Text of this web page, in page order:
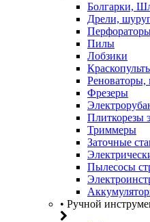
Болгарки,
Дрели,
Пилы
Лобзики
Реноваторы,
Фрезеры
Плиткорезы
Триммеры
Заточные
Пылесосы
• Ручной